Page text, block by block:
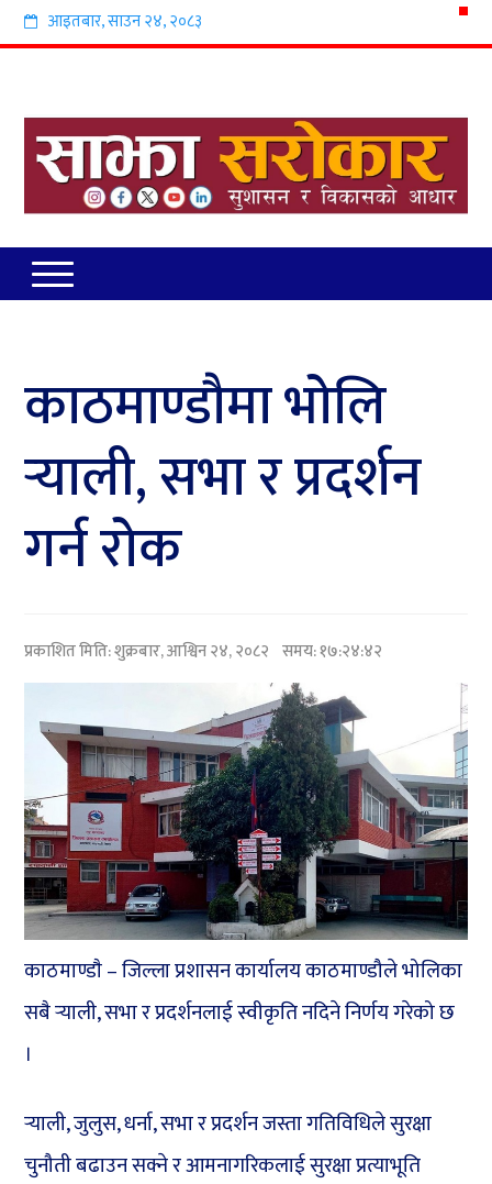
आइतबार,साउन२४,२०८३
काठमाण्डौमा भाेलि
र्‍याली, सभा र प्रदर्शन
गर्न रोक
प्रकाशित मिति:शुक्रबार, आश्विन २४, २०८२ समय: १७:२४:४२
काठमाण्डाै – जिल्ला प्रशासन कार्यालय काठमाण्डौले भोलिका
सबै र्‍याली, सभा र प्रदर्शनलाई स्वीकृति नदिने निर्णय गरेको छ
।
र्‍याली, जुलुस, धर्ना, सभा र प्रदर्शन जस्ता गतिविधिले सुरक्षा
चुनौती बढाउन सक्ने र आमनागरिकलाई सुरक्षा प्रत्याभूति